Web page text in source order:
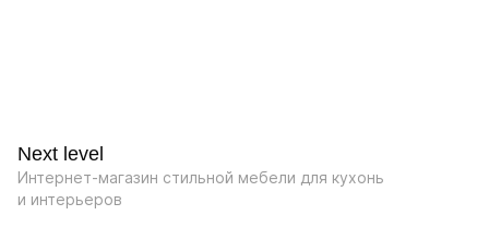
Next level
Интернет-магазин стильной мебели для кухонь
и интерьеров